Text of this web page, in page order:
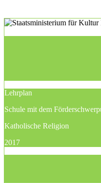
Lehrplan
Schule mit dem
Katholische Religion
2017